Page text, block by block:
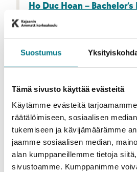
Suostumus
Tämä sivusto käyttää evästeitä
Käytämme evästeitä
räätälöimiseen, sosiaalisen
tukemiseen ja kävijämäärämme
jaamme sosiaalisen median,
alan kumppaneillemme tietoja
sivustoamme. Kumppanimme
Ho Duc Hoan –
International Business
Taloushallinto AMK
Aldin Tokalic, Tradenomi
tietojenkäsittely AMK &